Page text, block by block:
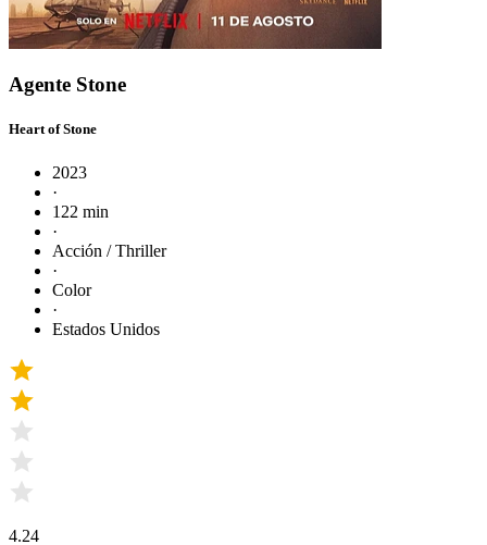
Agente Stone
Heart of Stone
2023
·
122 min
·
Acción / Thriller
·
Color
·
Estados Unidos
4.24